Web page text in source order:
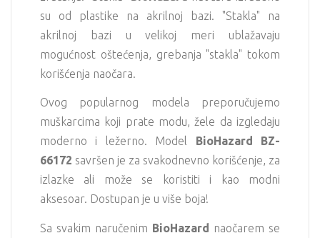
su od plastike na akrilnoj bazi. "Stakla" na
akrilnoj bazi u velikoj meri ublažavaju
mogućnost oštećenja, grebanja "stakla" tokom
korišćenja naočara.
Ovog popularnog modela preporučujemo
muškarcima koji prate modu, žele da izgledaju
moderno i ležerno. Model BioHazard BZ-
66172 savršen je za svakodnevno korišćenje, za
izlazke ali može se koristiti i kao modni
aksesoar. Dostupan je u više boja!
Sa svakim naručenim BioHazard naočarem se